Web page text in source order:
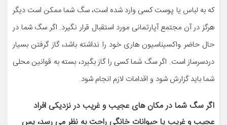
که به لباس یا پوست کسی وارد شده است، سگ شما ممکن است دیگر
هرگز در آن مجتمع آپارتمانی مورد استقبال قرار نگیرد. اگر سگ شما در
حال حاضر واکسیناسیون هاری خود را نداشته باشد، گاز گرفتن بسیار
دردسرساز است. اگر سگ شما کسی را گاز بگیرد، بسته به قوانین محلی
شما باید گزارش شود و اقدامات لازم انجام شود.
اگر سگ شما در مکان های عجیب و غریب در نزدیکی افراد
عجیب و غریب یا حیوانات خانگی راحت به نظر می رسد، پس